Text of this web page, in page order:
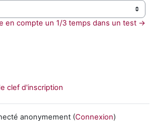
en compte un 1/3 temps dans un test →
clef d'inscription
anonymement (Connexion)